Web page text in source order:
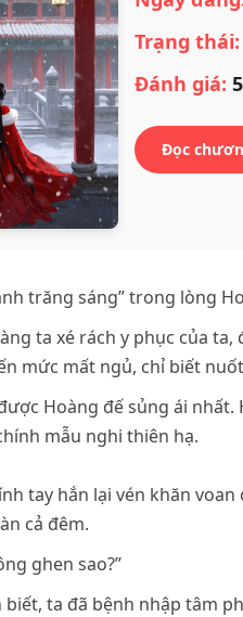
Trạng thái:
Đánh giá:
Đọc
trăng sáng” trong lòng
ta xé rách y phục của
mức mất ngủ, chỉ biết
Hoàng đế sủng ái
mẫu nghi thiên hạ.
tay hắn lại vén khăn
cả đêm.
ghen sao?”
ta đã bệnh nhập tâm